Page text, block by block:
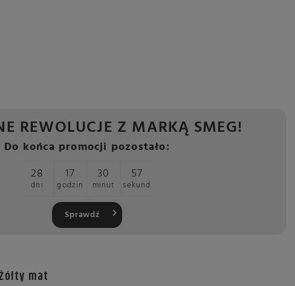
REWOLUCJE Z MARKĄ SMEG!
Do końca promocji pozostało:
28
dni
17
godzin
30
minut
56
sekund
Sprawdź
mat